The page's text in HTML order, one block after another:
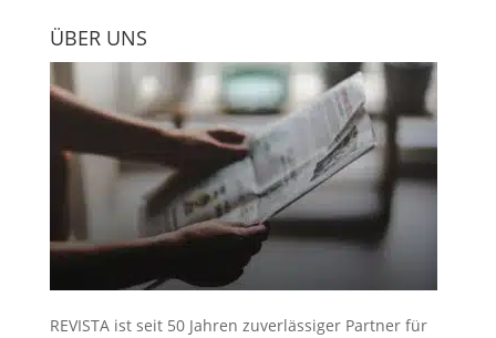
ÜBER UNS
REVISTA ist seit 50 Jahren zuverlässiger Partner für